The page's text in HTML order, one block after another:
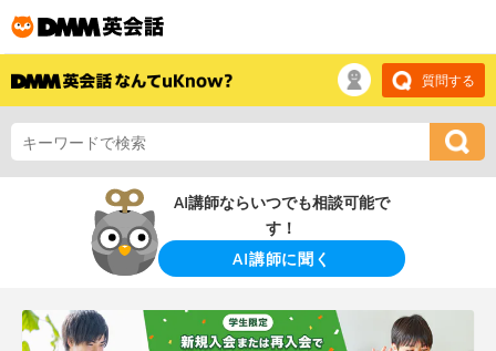
質問する
AI講師ならいつでも相談可能で
す！
AI講師に聞く